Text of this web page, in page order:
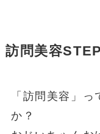
訪問美容
「訪問美容」
か？